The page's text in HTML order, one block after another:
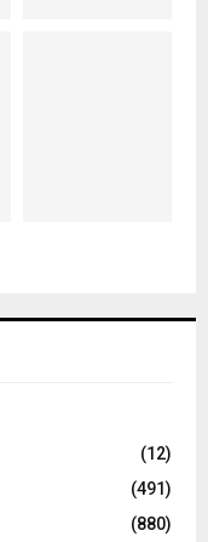
(12)
(491)
(880)